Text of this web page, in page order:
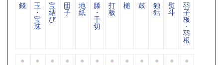
錢 玉
・
宝
珠
宝
結
び
団
子
地
紙
滕
・
千
切
打
板
槌 鼓 独
鈷
熨
斗
羽
子
板
・
羽
根